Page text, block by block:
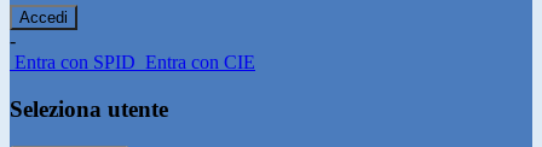
-
Entra con SPID Entra con CIE
Seleziona utente